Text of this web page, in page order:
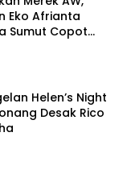
Eko Afrianta
Sumut Copot
Helen’s Night
Desak Rico